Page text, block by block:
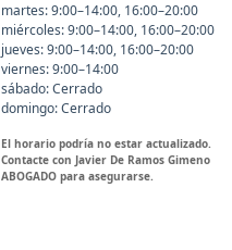
martes: 9:00–14:00, 16:00–20:00
miércoles: 9:00–14:00, 16:00–20:00
jueves: 9:00–14:00, 16:00–20:00
viernes: 9:00–14:00
sábado: Cerrado
domingo: Cerrado
El horario podría no estar actualizado.
Contacte con Javier De Ramos Gimeno
ABOGADO para asegurarse.